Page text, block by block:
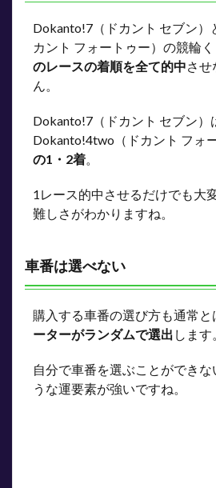
トの
Dokanto!7（ドカ
ント セブン）と
Dokanto!4two（ド
カント フォートゥ
ある質問
5
まと
Dokanto!7（ドカント セブン
カント フォートゥー）の競輪
のレースの着順を全て的中さ
ん。
Dokanto!7（ドカント セブン）
Dokanto!4two（ドカント フォ
の1・2着。
1レース的中させるだけでも大
難しさがわかりますね。
車番は選べない
購入する車番の選び方も通常と
ーターがランダムで選出 します
自分で車番を選ぶことができ
うな運要素が強いですね。